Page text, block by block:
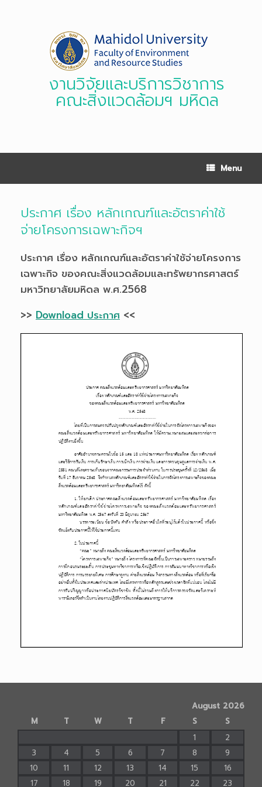
งานวิจัยและบริการวิชาการ
คณะสิ่งแวดล้อมฯ มหิดล
Menu
ประกาศ เรื่อง หลักเกณฑ์และอัตราค่าใช้
จ่ายโครงการเฉพาะกิจฯ
ประกาศ เรื่อง หลักเกณฑ์และอัตราค่าใช้จ่ายโครงการ
เฉพาะกิจ ของคณะสิ่งแวดล้อมและทรัพยากรศาสตร์
มหาวิทยาลัยมหิดล พ.ศ.2568
>> Download ประกาศ <<
August 2026
M
T W T F S
S
1
2
3
4 5 6 7 8
9
10
11 12 13 14 15
16
17
18 19 20 21 22 23